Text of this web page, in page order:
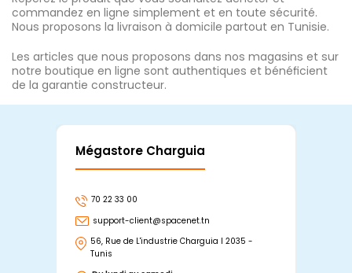
commandez en ligne simplement et en toute sécurité.
Nous proposons la livraison à domicile partout en Tunisie.
Les articles que nous proposons dans nos magasins et sur
notre boutique en ligne sont authentiques et bénéficient
de la garantie constructeur.
Mégastore Charguia
70 22 33 00
support-client@spacenet.tn
56, Rue de L'industrie Charguia I 2035 -
Tunis